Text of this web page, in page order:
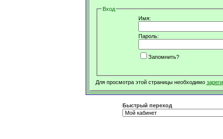
Вход
Имя:
Пароль:
Запомнить?
Для просмотра этой страницы необходимо
Быстрый переход